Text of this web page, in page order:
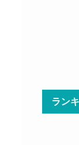
ラン